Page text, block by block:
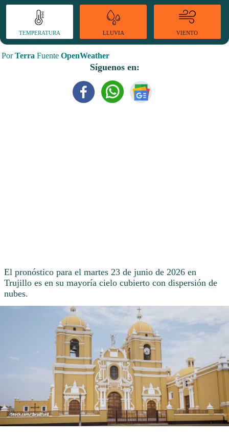
TEMPERATURA LLUVIA VIENTO
PorTerra Fuente OpenWeather
Síguenos en:
El pronóstico para el martes 23 de junio de 2026 en
Trujillo es en su mayoría cielo cubierto con dispersión de
nubes.